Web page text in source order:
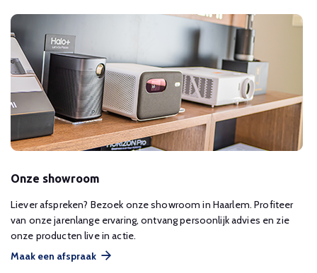
Onze showroom
Liever afspreken? Bezoek onze showroom in Haarlem. Profiteer
van onze jarenlange ervaring, ontvang persoonlijk advies en zie
onze producten live in actie.
Maak een afspraak